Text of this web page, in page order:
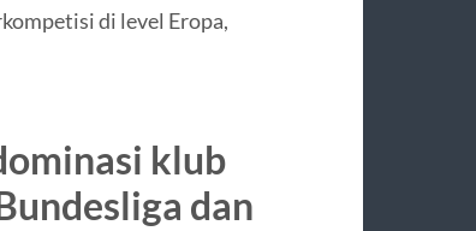
di level Eropa,
klub
dan